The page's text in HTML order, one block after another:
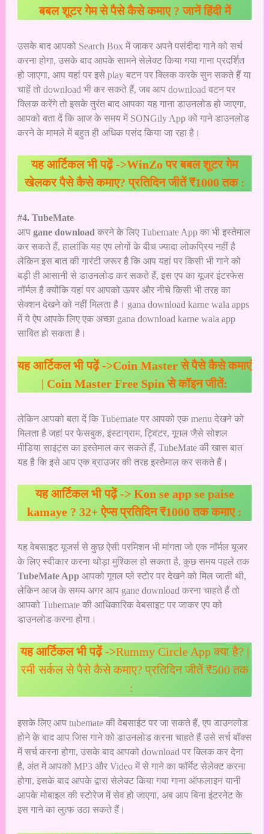
बबल शूटर गेम से पैसे कैसे कमाए ? जानें हिंदी में
उसके बाद आपको Search Box में जाकर अपने पसंदीदा गाने को सर्च
करना होगा, उसके बाद आपके सामने सेलेक्ट किया गया गाना प्रदर्शित
हो जाएगा, आप यहां पर इसे play बटन पर क्लिक करके सुन सकते हैं या
चाहें तो download भी कर सकते हैं, जब आप download बटन पर
क्लिक करेंगे तो इसके तुरंत बाद आपका यह गाना डाउनलोड हो जाएगा,
आपको बता दें कि आज के समय में SONGily App को गाने डाउनलोड
करने के मामले में बहुत ही अधिक पसंद किया जा रहा है।
यह आर्टिकल भी पढ़ें ->WinZo पर बबल शूटर गेम
खेलकर पैसे कैसे कमाए? प्रतिदिन जीतें ₹1000 तक :
#4. TubeMate
आप gane download करने के लिए Tubemate App का भी इस्तेमाल
कर सकते हैं, हालांकि यह एप लोगों के बीच ज्यादा लोकप्रिय नहीं है
लेकिन इस बात की गारंटी जरूर है कि आप यहां पर किसी भी गाने को
बड़ी ही आसानी से डाउनलोड कर सकते हैं, इस एप का यूजर इंटरफेस
नॉर्मल है क्योंकि यहां पर आपको ऊपर और नीचे किसी भी तरह का
सेक्शन देखने को नहीं मिलता है। gana download karne wala apps
में ये ऐप आपके लिए एक अच्छा gana download karne wala app
साबित हो सकता है।
यह आर्टिकल भी पढ़ें ->Coin Master से पैसे कैसे कमाएं
| Coin Master Free Spin से कॉइन जीतें:
लेकिन आपको बता दें कि Tubemate पर आपको एक menu देखने को
मिलता है जहां पर फेसबुक, इंस्टाग्राम, ट्विटर, गूगल जैसे सोशल
मीडिया साइट्स का इस्तेमाल कर सकते हैं, TubeMate की खास बात
यह है कि इसे आप एक ब्राउजर की तरह इस्तेमाल कर सकते हैं।
यह आर्टिकल भी पढ़ें -> Kon se app se paise
kamaye ? 32+ ऐप्स प्रतिदिन ₹1000 तक कमाए :
यह वेबसाइट यूजर्स से कुछ ऐसी परमिशन भी मांगता जो एक नॉर्मल यूजर
के लिए स्वीकार करना थोड़ा मुश्किल हो सकता है, कुछ समय पहले तक
TubeMate Appआपको गूगल प्ले स्टोर पर देखने को मिल जाती थी,
लेकिन आज के समय अगर आप gane download करना चाहते हैं तो
आपको Tubemate की आधिकारिक वेबसाइट पर जाकर एप को
डाउनलोड करना होगा।
यह आर्टिकल भी पढ़ें ->Rummy Circle App क्या है? |
रमी सर्कल से पैसे कैसे कमाए? प्रतिदिन जीतें ₹500 तक
:
इसके लिए आप tubemate की वेबसाईट पर जा सकते हैं, एप डाउनलोड
होने के बाद आप जिस गाने को डाउनलोड करना चाहते हैं उसे सर्च बॉक्स
में सर्च करना होगा, उसके बाद आपको download पर क्लिक कर देना
है, अंत में आपको MP3 और Video में से गाने का फॉर्मेट सेलेक्ट करना
होगा, इसके बाद आपके द्वारा सेलेक्ट किया गया गाना ऑफलाइन यानी
आपके मोबाइल की स्टोरेज में सेव हो जाएगा, अब आप बिना इंटरनेट के
इस गाने का लुत्फ उठा सकते हैं।